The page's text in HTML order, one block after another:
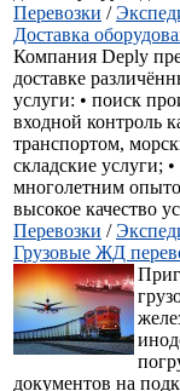
Перевозки /
Доставка
Компания Deply
доставке
услуги: • поиск
входной контроль
транспортом,
складские услуги;
многолетним
высокое качество
Перевозки /
Грузовые ЖД
документов на